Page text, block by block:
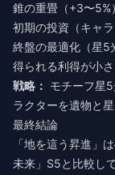
錐の重畳（+3〜5%
初期の投資（キャ
終盤の最適化（星5
得られる利得が小さ
戦略： モチーフ星
ラクターを遺物と
最終結論
「地を這う昇進」
未来」S5と比較し